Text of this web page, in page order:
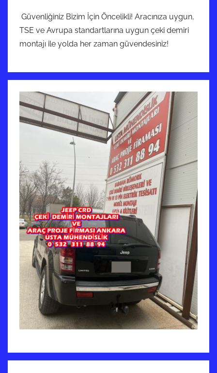
Güvenliğiniz Bizim İçin Öncelikli! Aracınıza uygun,
TSE ve Avrupa standartlarına uygun çeki demiri
montajı ile yolda her zaman güvendesiniz!